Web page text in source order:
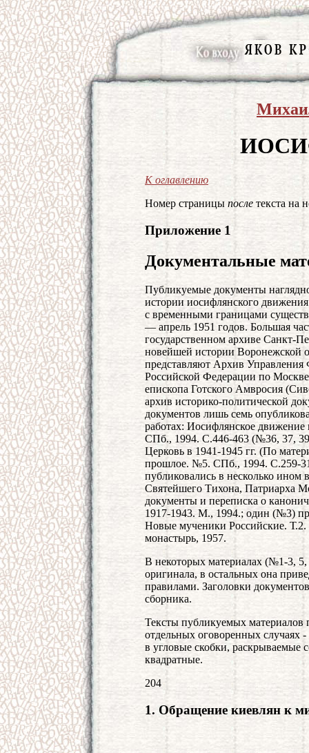
К оглавлению
Номер страницы после текста на
Приложение 1
Документальные
Публикуемые документы
истории иосифлянского
с временными границами
— апрель 1951 годов. Большая
государственном архиве Санкт-
новейшей истории Воронежской
представляют Архив Управления
Российской Федерации по
епископа Готского Амвросия
архив историко-политической
документов лишь семь
работах: Иосифлянское
СПб., 1994. С.446-463 (№36, 37,
Церковь в 1941-1945 гг. (По
прошлое. №5. СПб., 1994. С.259-
публиковались в несколько
Святейшего Тихона, Патриарха
документы и переписка о
1917-1943. М., 1994.; один (№3)
Новые мученики Российские.
монастырь, 1957.
В некоторых материалах (№1-3,
оригинала, в остальных она
правилами. Заголовки
сборника.
Тексты публикуемых материалов
отдельных оговоренных
в угловые скобки, раскрываемые
квадратные.
204
1. Обращение киевлян к